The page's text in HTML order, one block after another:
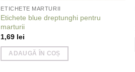
ETICHETE MARTURII
Etichete blue dreptunghi pentru
marturii
1,69 lei
ADAUGĂ ÎN COȘ